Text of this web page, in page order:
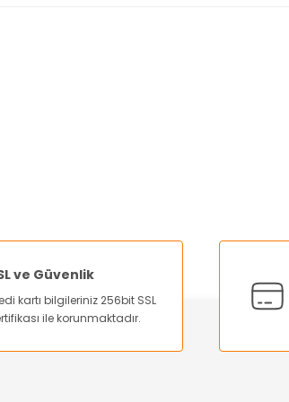
ve Güvenlik
kartı bilgileriniz 256bit SSL
ile korunmaktadır.